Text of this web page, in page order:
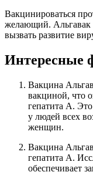
Вакцинироваться
желающий. Альгавак
вызвать развитие
Интересные
Вакцина
вакциной, что
гепатита А. Это
у людей всех
женщин.
Вакцина
гепатита А.
обеспечивает